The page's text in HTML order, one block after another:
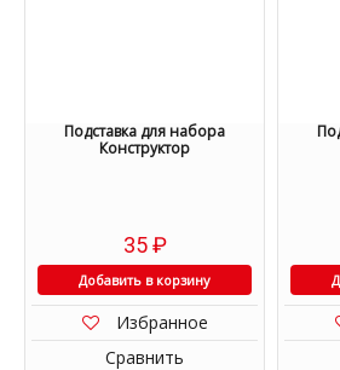
Подставка для набора
Конструктор
35₽
Добавить в корзину
Избранное
Сравнить